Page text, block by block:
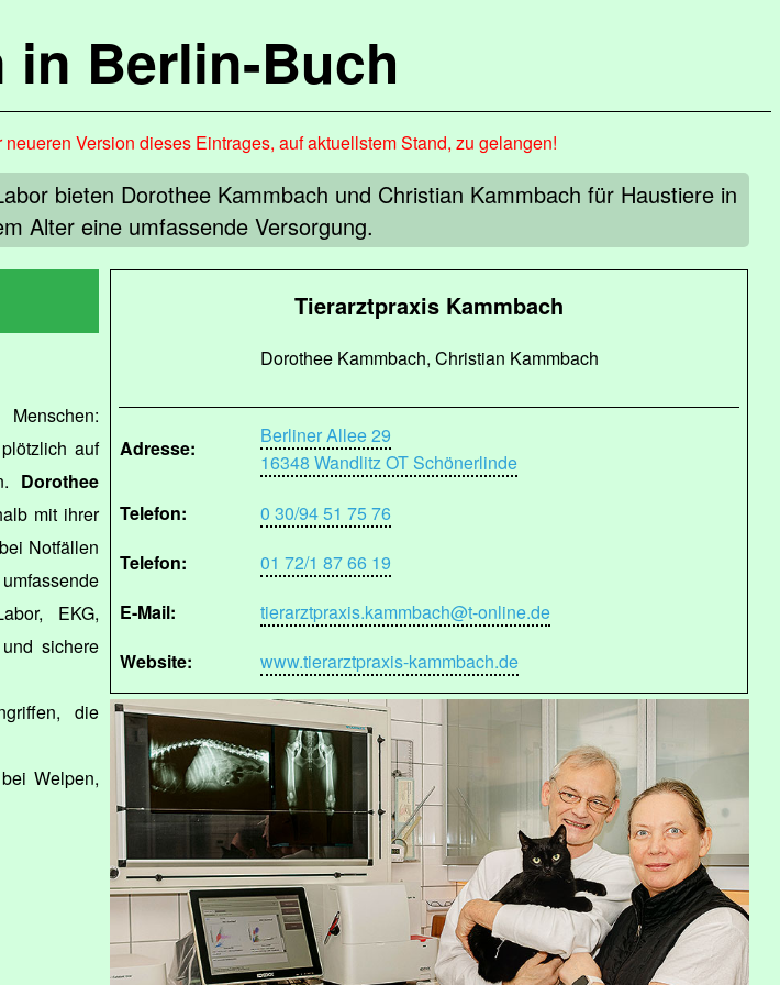
in Berlin-Buch
Version dieses Eintrages, auf aktuellstem Stand, zu gelangen!
bieten Dorothee Kammbach und Christian Kammbach für Haustiere in
Alter eine umfassende Versorgung.
Tierarztpraxis Kammbach
Dorothee Kammbach, Christian Kammbach
Adresse:
Berliner Allee 29
16348 Wandlitz OT Schönerlinde
Telefon:
0 30/94 51 75 76
Telefon:
01 72/1 87 66 19
E-Mail:
tierarztpraxis.kammbach@t-online.de
Website:
www.tierarztpraxis-kammbach.de
auf
Dorothee
mit ihrer
Notfällen
EKG,
sichere
die
Welpen,